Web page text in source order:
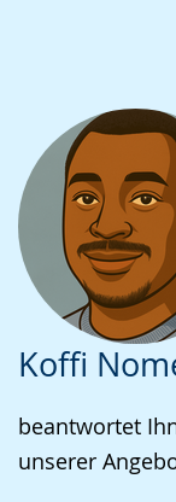
Koffi
beantwortet
unserer